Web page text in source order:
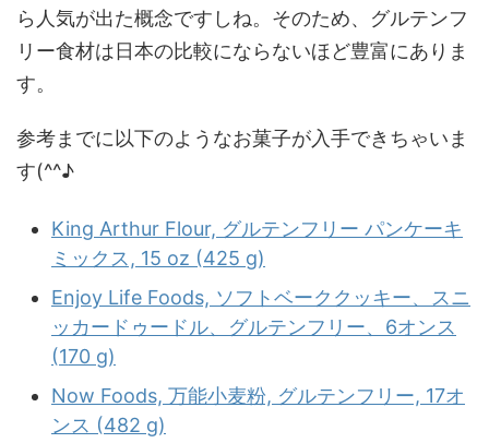
ら人気が出た概念ですしね。そのため、グルテンフ
リー食材は日本の比較にならないほど豊富にありま
す。
参考までに以下のようなお菓子が入手できちゃいま
す(^^♪
King Arthur Flour, グルテンフリー パンケーキ
ミックス, 15 oz (425 g)
Enjoy Life Foods, ソフトベーククッキー、スニ
ッカードゥードル、グルテンフリー、6オンス
(170 g)
Now Foods, 万能小麦粉, グルテンフリー, 17オ
ンス (482 g)